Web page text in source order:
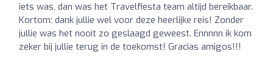
iets was, dan was het Travelfiesta team altijd bereikbaar.
Kortom: dank jullie wel voor deze heerlijke reis! Zonder
jullie was het nooit zo geslaagd geweest. Ennnnn ik kom
zeker bij jullie terug in de toekomst! Gracias amigos!!!